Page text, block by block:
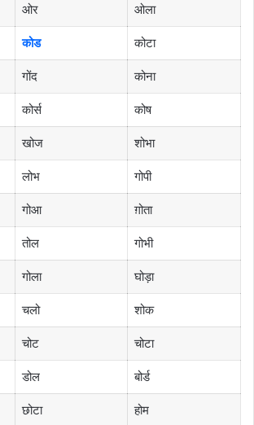
ओर ओला
कोड कोटा
गोंद कोना
कोर्स कोष
खोज शोभा
लोभ गोपी
गोआ ग़ोता
तोल गोभी
गोला घोड़ा
चलो शोक
चोट चोटा
डोल बोर्ड
छोटा होम